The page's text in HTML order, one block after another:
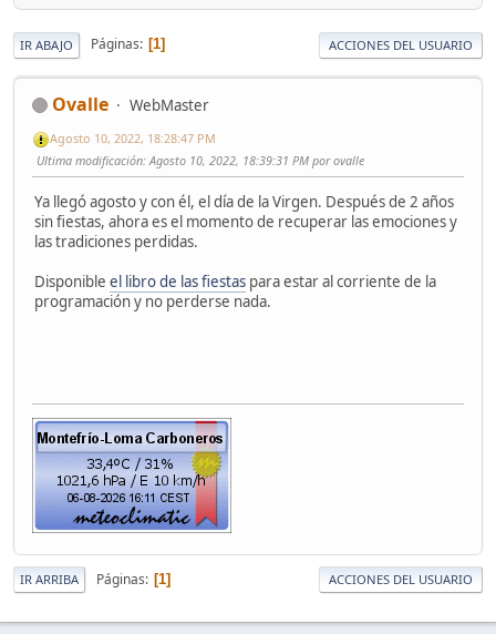
IR ABAJO Páginas 1 ACCIONES DEL USUARIO
Ovalle WebMaster
Agosto 10, 2022, 18:28:47 PM
Ultima modificación: Agosto 10, 2022, 18:39:31 PM por ovalle
Ya llegó agosto y con él, el día de la Virgen. Después de 2 años
sin fiestas, ahora es el momento de recuperar las emociones y
las tradiciones perdidas.
Disponible el libro de las fiestas para estar al corriente de la
programación y no perderse nada.
IR ARRIBA Páginas 1 ACCIONES DEL USUARIO